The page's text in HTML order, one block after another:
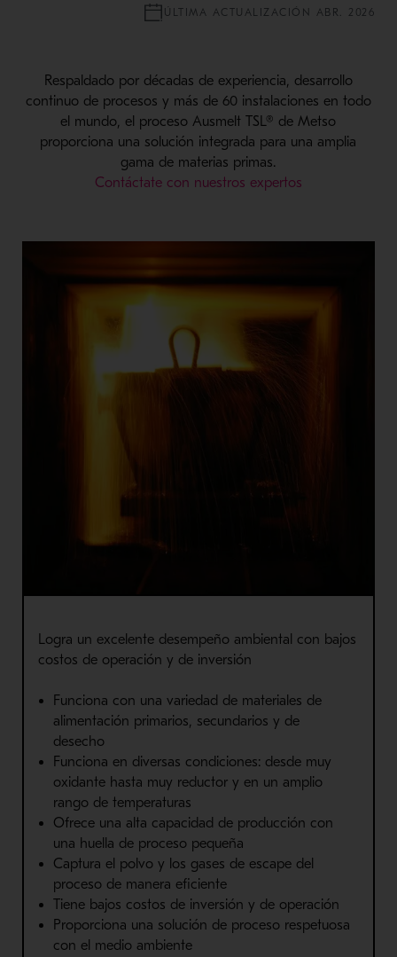
ÚLTIMA ACTUALIZACIÓN ABR. 2026
Respaldado por décadas de experiencia, desarrollo
continuo de procesos y más de 60 instalaciones en todo
el mundo, el proceso Ausmelt TSL® de Metso
proporciona una solución integrada para una amplia
gama de materias primas.
Contáctate con nuestros expertos
Logra un excelente desempeño ambiental con bajos
costos de operación y de inversión
Funciona con una variedad de materiales de
alimentación primarios, secundarios y de
desecho
Funciona en diversas condiciones: desde muy
oxidante hasta muy reductor y en un amplio
rango de temperaturas
Ofrece una alta capacidad de producción con
una huella de proceso pequeña
Captura el polvo y los gases de escape del
proceso de manera eficiente
Tiene bajos costos de inversión y de operación
Proporciona una solución de proceso respetuosa
con el medio ambiente